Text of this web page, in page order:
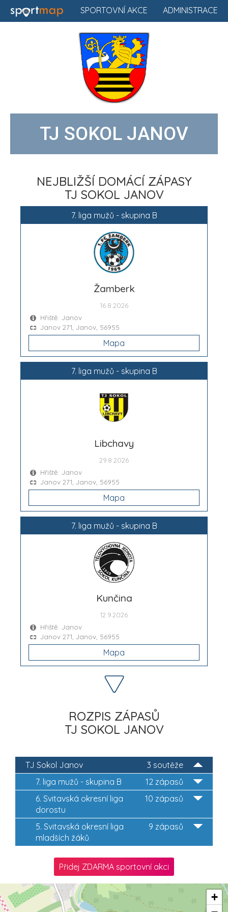
ADMINISTRACE
SPORTOVNÍ AKCE
TJ SOKOL JANOV
NEJBLIŽŠÍ DOMÁCÍ ZÁPASY
TJ SOKOL JANOV
7. liga mužů - skupina B
Žamberk
16.8.2026
Hřiště: Janov
Janov 271, Janov, 56955
Mapa
7. liga mužů - skupina B
Libchavy
29.8.2026
Hřiště: Janov
Janov 271, Janov, 56955
Mapa
7. liga mužů - skupina B
Kunčina
12.9.2026
Hřiště: Janov
Janov 271, Janov, 56955
Mapa
ROZPIS ZÁPASŮ
TJ SOKOL JANOV
3 soutěže
TJ Sokol Janov
12 zápasů
7. liga mužů - skupina B
10 zápasů
6. Svitavská okresní liga
dorostu
9 zápasů
5. Svitavská okresní liga
mladších žáků
Přidej ZDARMA sportovní akci
+